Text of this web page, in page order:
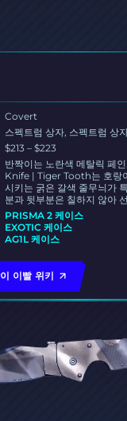
Covert
스펙트럼 상자, 스펙트럼 상
$213 – $223
반짝이는 노란색 메탈릭 페
Knife | Tiger Tooth는 호랑
시키는 굵은 갈색 줄무늬가
분과 뒷부분은 칠하지 않아
PRISMA 2 케이스
EXOTIC 케이스
AG1L 케이스
이빨 위키